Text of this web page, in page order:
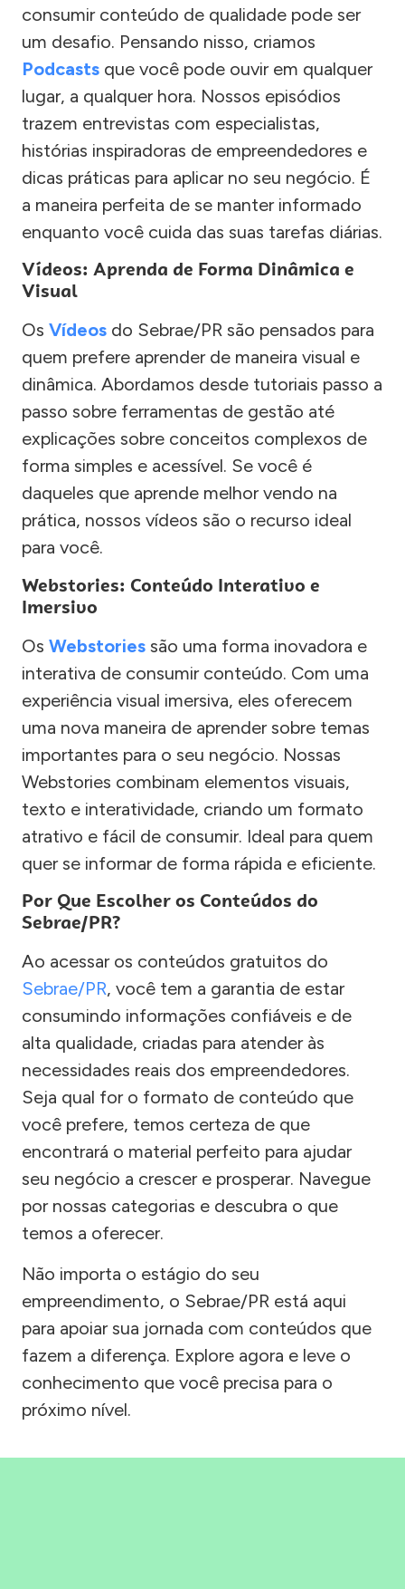
consumir conteúdo de qualidade pode ser
um desafio. Pensando nisso, criamos
Podcasts que você pode ouvir em qualquer
lugar, a qualquer hora. Nossos episódios
trazem entrevistas com especialistas,
histórias inspiradoras de empreendedores e
dicas práticas para aplicar no seu negócio. É
a maneira perfeita de se manter informado
enquanto você cuida das suas tarefas diárias.
Vídeos: Aprenda de Forma Dinâmica e
Visual
Os Vídeos do Sebrae/PR são pensados para
quem prefere aprender de maneira visual e
dinâmica. Abordamos desde tutoriais passo a
passo sobre ferramentas de gestão até
explicações sobre conceitos complexos de
forma simples e acessível. Se você é
daqueles que aprende melhor vendo na
prática, nossos vídeos são o recurso ideal
para você.
Webstories: Conteúdo Interativo e
Imersivo
Os Webstories são uma forma inovadora e
interativa de consumir conteúdo. Com uma
experiência visual imersiva, eles oferecem
uma nova maneira de aprender sobre temas
importantes para o seu negócio. Nossas
Webstories combinam elementos visuais,
texto e interatividade, criando um formato
atrativo e fácil de consumir. Ideal para quem
quer se informar de forma rápida e eficiente.
Por Que Escolher os Conteúdos do
Sebrae/PR?
Ao acessar os conteúdos gratuitos do
Sebrae/PR, você tem a garantia de estar
consumindo informações confiáveis e de
alta qualidade, criadas para atender às
necessidades reais dos empreendedores.
Seja qual for o formato de conteúdo que
você prefere, temos certeza de que
encontrará o material perfeito para ajudar
seu negócio a crescer e prosperar. Navegue
por nossas categorias e descubra o que
temos a oferecer.
Não importa o estágio do seu
empreendimento, o Sebrae/PR está aqui
para apoiar sua jornada com conteúdos que
fazem a diferença. Explore agora e leve o
conhecimento que você precisa para o
próximo nível.